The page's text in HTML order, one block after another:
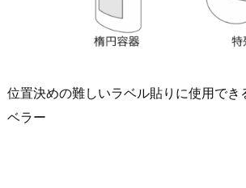
位置決めの難しいラベル貼りに使用でき
ベラー